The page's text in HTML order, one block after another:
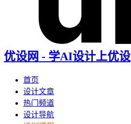
优设网 - 学AI设计上优设
首页
设计文章
热门频道
设计导航